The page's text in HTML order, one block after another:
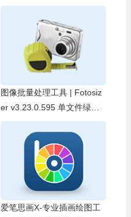
图像批量处理工具 | Fotosiz
er v3.23.0.595 单文件绿色
版
爱笔思画X-专业插画绘图工